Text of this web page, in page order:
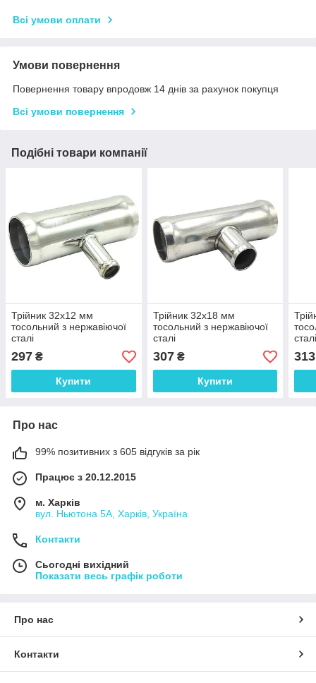
Всі умови оплати
Умови повернення
Повернення товару впродовж 14 днів за рахунок покупця
Всі умови повернення
Подібні товари компанії
Трійник 32x12 мм
тосольний з нержавіючої
сталі
297 ₴
Купити
Трійник 32x18 мм
тосольний з нержавіючої
сталі
307₴
Купити
313
Про нас
99% позитивних з 605 відгуків за рік
Працює з 20.12.2015
м. Харків
вул. Ньютона 5А, Харків, Україна
Контакти
Сьогодні вихідний
Показати весь графік роботи
Про нас
Контакти